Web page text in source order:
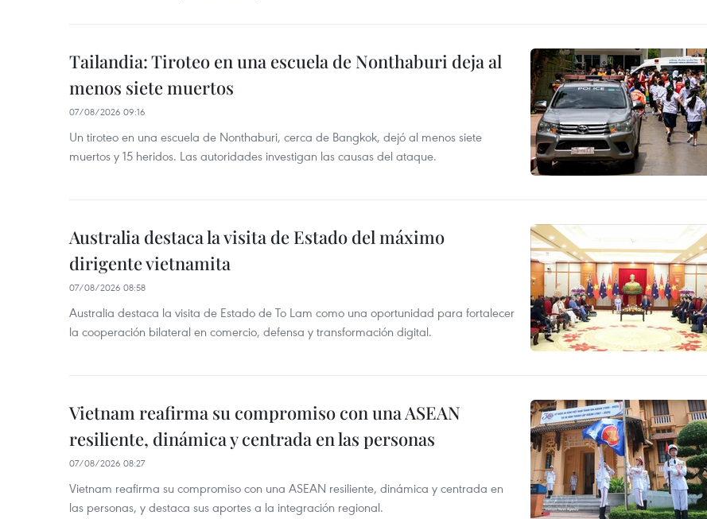
Tailandia: Tiroteo en una escuela de Nonthaburi deja al
menos siete muertos
07/08/2026 09:16
Un tiroteo en una escuela de Nonthaburi, cerca de Bangkok, dejó al menos siete
muertos y 15 heridos. Las autoridades investigan las causas del ataque.
Australia destaca la visita de Estado del máximo
dirigente vietnamita
07/08/2026 08:58
Australia destaca la visita de Estado de To Lam como una oportunidad para fortalecer
la cooperación bilateral en comercio, defensa y transformación digital.
Vietnam reafirma su compromiso con una ASEAN
resiliente, dinámica y centrada en las personas
07/08/2026 08:27
Vietnam reafirma su compromiso con una ASEAN resiliente, dinámica y centrada en
las personas, y destaca sus aportes a la integración regional.